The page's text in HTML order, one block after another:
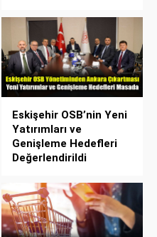
Eskişehir OSB’nin Yeni
Yatırımları ve
Genişleme Hedefleri
Değerlendirildi